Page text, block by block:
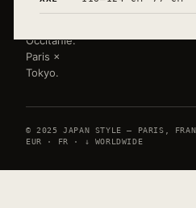
Occitanie.
Paris ×
Tokyo.
Toute la
© 2025 JAPAN STYLE — PARIS,
EUR · FR · ↓ WORLDWIDE